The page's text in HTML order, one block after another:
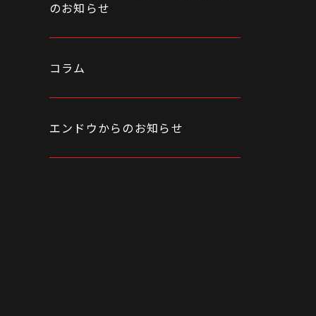
のお知らせ
コラム
エンドウからのお知らせ